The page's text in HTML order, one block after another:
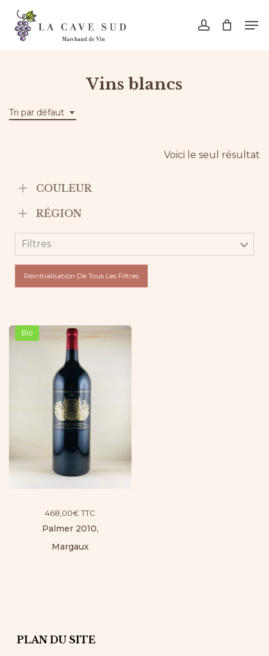
Skip
main
account
Vins blancs
Tri par défaut
Voici le seul résultat
COULEUR
RÉGION
Filtres :
Réinitialisation De Tous Les Filtres
Bio
468,00€ TTC
Palmer 2010,
Margaux
PLAN DU SITE